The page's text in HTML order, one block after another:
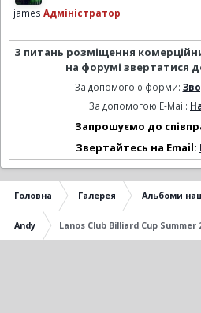
james Адміністратор
З питань розміщення
на форумі звертатися
За допомогою форми:
За допомогою E-Mail:
Запрошуємо до
Звертайтесь на Email:
Головна Галерея Альбоми
Andy Lanos Club Billiard Cup Summer